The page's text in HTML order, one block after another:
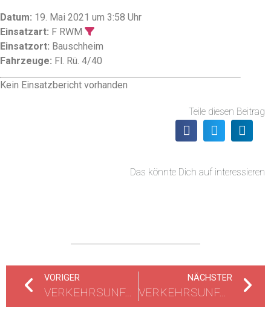
Datum: 19. Mai 2021 um 3:58 Uhr
Einsatzart: F RWM
Einsatzort: Bauschheim
Fahrzeuge: Fl. Rü. 4/40
Kein Einsatzbericht vorhanden
Teile diesen Beitrag
Das könnte Dich auf interessieren
VORIGER
VERKEHRSUNFALL ZIWSCHEN EINEM PKW UND EINEM LKW
NÄCHSTER
VERKEHRSUNFALL